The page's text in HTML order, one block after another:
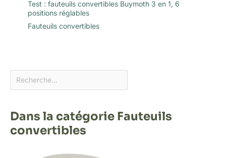
Test : fauteuils convertibles Buymoth 3 en 1, 6
positions réglables
Fauteuils convertibles
Dans la catégorie Fauteuils
convertibles